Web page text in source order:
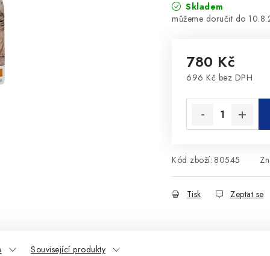
Skladem
780 Kč
696 Kč bez DPH
Kód zboží: 80545
Tisk Zeptat se
Související produkty